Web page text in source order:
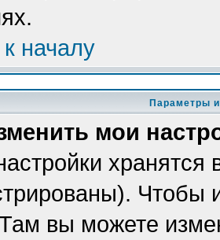
началу
Параметры
мои
хранятся
Чтобы
вы можете